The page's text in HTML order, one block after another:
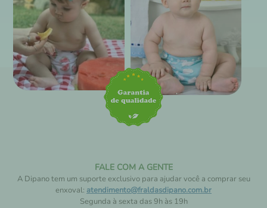
FALE COM A GENTE
A Dipano tem um suporte exclusivo para ajudar você a comprar seu
enxoval: atendimento@fraldasdipano.com.br
Segunda à sexta das 9h às 19h